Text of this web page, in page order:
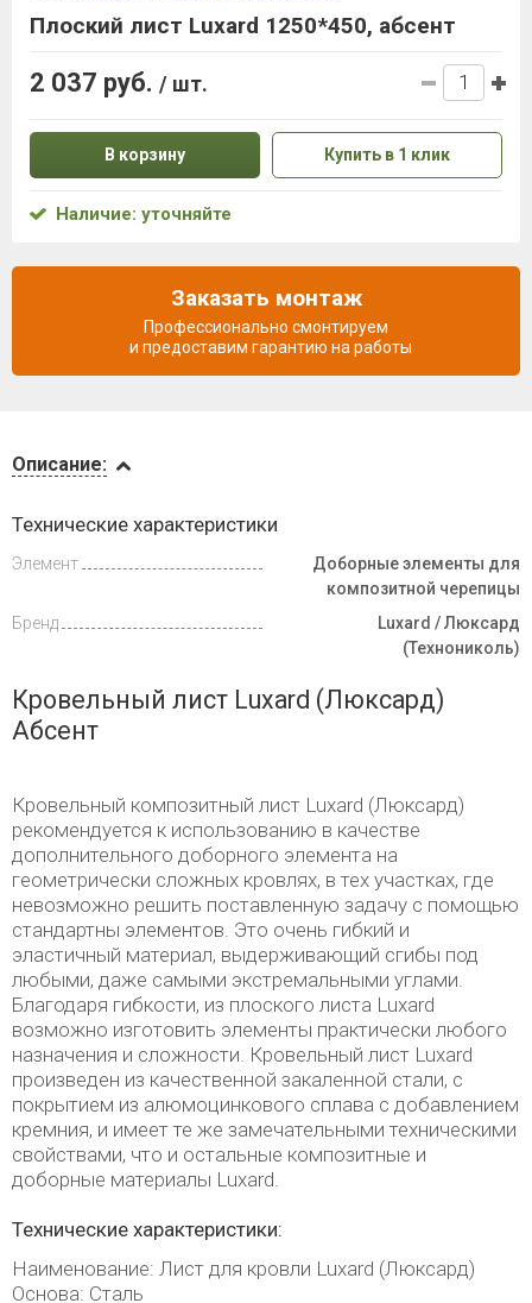
и оплата
Описание:
Технические характеристики
Элемент
Доборные элементы для
композитной черепицы
Бренд
Luxard / Люксард
(Технониколь)
Кровельный лист Luxard (Люксард)
Абсент
Кровельный композитный лист Luxard (Люксард)
рекомендуется к использованию в качестве
дополнительного доборного элемента на
геометрически сложных кровлях, в тех участках, где
невозможно решить поставленную задачу с помощью
стандартны элементов. Это очень гибкий и
эластичный материал, выдерживающий сгибы под
любыми, даже самыми экстремальными углами.
Благодаря гибкости, из плоского листа Luxard
возможно изготовить элементы практически любого
назначения и сложности. Кровельный лист Luxard
произведен из качественной закаленной стали, с
покрытием из алюмоцинкового сплава с добавлением
кремния, и имеет те же замечательными техническими
свойствами, что и остальные композитные и
доборные материалы Luxard.
Технические характеристики:
Наименование: Лист для кровли Luxard (Люксард)
Основа: Сталь
Плоский лист Luxard 1250*450, абсент
2 037 руб. / шт.
В корзину Купить в 1 клик
Наличие: уточняйте
Заказать монтаж
Профессионально смонтируем
и предоставим гарантию на работы